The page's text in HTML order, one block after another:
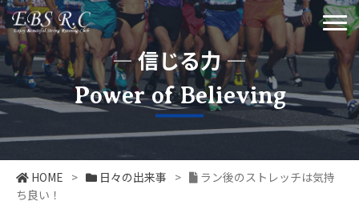
― 信じる力 ―
Power of Believing
HOME > 日々の出来事 >
ラン後のストレッチは気持
ち良い！